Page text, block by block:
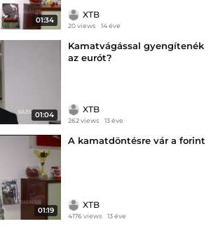
01:34
XTB
20 views 14 éve
01:04
Kamatvágással gyengítenék
az eurót?
XTB
262 views 13 éve
01:19
A kamatdöntésre vár a forint
XTB
4176 views 13 éve